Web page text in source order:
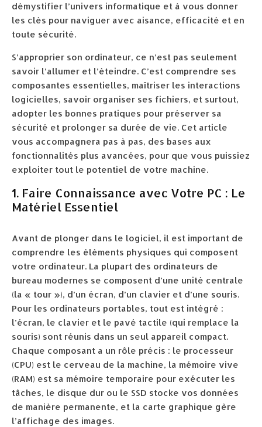
démystifier l’univers informatique et à vous donner
les clés pour naviguer avec aisance, efficacité et en
toute sécurité.
S’approprier son ordinateur, ce n’est pas seulement
savoir l’allumer et l’éteindre. C’est comprendre ses
composantes essentielles, maîtriser les interactions
logicielles, savoir organiser ses fichiers, et surtout,
adopter les bonnes pratiques pour préserver sa
sécurité et prolonger sa durée de vie. Cet article
vous accompagnera pas à pas, des bases aux
fonctionnalités plus avancées, pour que vous puissiez
exploiter tout le potentiel de votre machine.
1. Faire Connaissance avec Votre PC : Le
Matériel Essentiel
Avant de plonger dans le logiciel, il est important de
comprendre les éléments physiques qui composent
votre ordinateur. La plupart des ordinateurs de
bureau modernes se composent d’une unité centrale
(la « tour »), d’un écran, d’un clavier et d’une souris.
Pour les ordinateurs portables, tout est intégré :
l’écran, le clavier et le pavé tactile (qui remplace la
souris) sont réunis dans un seul appareil compact.
Chaque composant a un rôle précis : le processeur
(CPU) est le cerveau de la machine, la mémoire vive
(RAM) est sa mémoire temporaire pour exécuter les
tâches, le disque dur ou le SSD stocke vos données
de manière permanente, et la carte graphique gère
l’affichage des images.